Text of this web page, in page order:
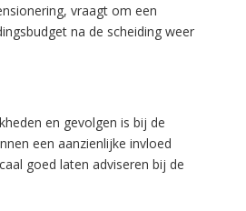
vraagt om een
na de scheiding weer
en gevolgen is bij de
een aanzienlijke invloed
goed laten adviseren bij de